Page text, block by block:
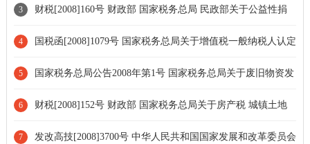
业联合年检工作的通知
问题的批复[全文废止]
3 财税[2008]160号 财政部 国家税务总局 民政部关于公益性捐
赠税前扣除有关问题的通知[全文废止]
4 国税函[2008]1079号 国家税务总局关于增值税一般纳税人认定
有关问题的通知[全文废止]
5 国家税务总局公告2008年第1号 国家税务总局关于废旧物资发
票抵扣增值税有关事项的公告
6 财税[2008]152号 财政部 国家税务总局关于房产税 城镇土地
使用税有关问题的通知
7 发改高技[2008]3700号 中华人民共和国国家发展和改革委员会